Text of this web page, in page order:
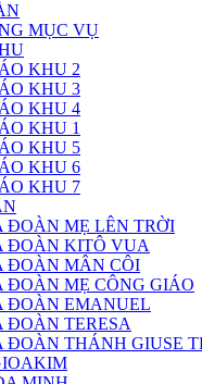
MỤC VỤ
KHU 2
KHU 3
KHU 4
KHU 1
KHU 5
KHU 6
KHU 7
ĐOÀN MẸ LÊN TRỜI
ĐOÀN KITÔ VUA
ĐOÀN MÂN CÔI
ĐOÀN MẸ CÔNG GIÁO
ĐOÀN EMANUEL
ĐOÀN TERESA
ĐOÀN THÁNH GIUSE